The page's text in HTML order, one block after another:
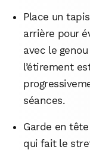
Place un
arrière pour
avec le
l’étirement
séances.
Garde en
qui fait le